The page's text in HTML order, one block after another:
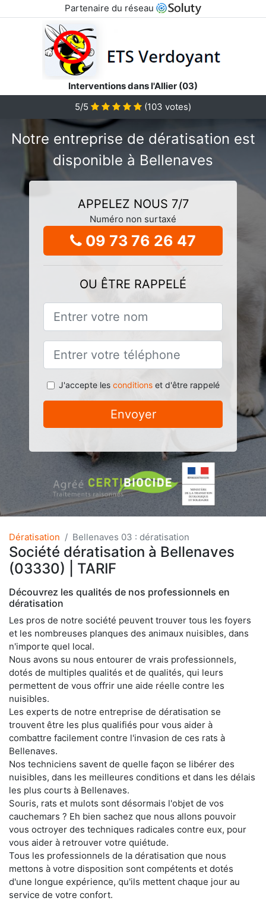
Partenaire du réseau
Interventions dans l'Allier (03)
5/5
(103 votes)
Notre entreprise de dératisation est
disponible à Bellenaves
APPELEZ NOUS 7/7
Numéro non surtaxé
09 73 76 26 47
OU ÊTRE RAPPELÉ
J'accepte les conditionset d'être rappelé
Envoyer
Dératisation Bellenaves 03 : dératisation
Société dératisation à Bellenaves
(03330) | TARIF
Découvrez les qualités de nos professionnels en
dératisation
Les pros de notre société peuvent trouver tous les foyers
et les nombreuses planques des animaux nuisibles, dans
n'importe quel local.
Nous avons su nous entourer de vrais professionnels,
dotés de multiples qualités et de qualités, qui leurs
permettent de vous offrir une aide réelle contre les
nuisibles.
Les experts de notre entreprise de dératisation se
trouvent être les plus qualifiés pour vous aider à
combattre facilement contre l'invasion de ces rats à
Bellenaves.
Nos techniciens savent de quelle façon se libérer des
nuisibles, dans les meilleures conditions et dans les délais
les plus courts à Bellenaves.
Souris, rats et mulots sont désormais l'objet de vos
cauchemars ? Eh bien sachez que nous allons pouvoir
vous octroyer des techniques radicales contre eux, pour
vous aider à retrouver votre quiétude.
Tous les professionnels de la dératisation que nous
mettons à votre disposition sont compétents et dotés
d'une longue expérience, qu'ils mettent chaque jour au
service de votre confort.